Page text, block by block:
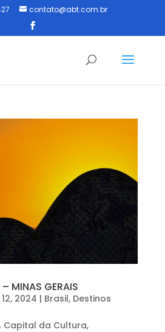
contato@abt.com.br
– MINAS GERAIS
2024 | Brasil, Destinos
Capital da Cultura,